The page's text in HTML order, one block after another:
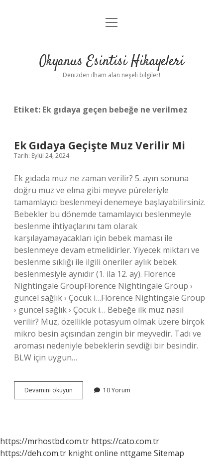
Anasayfa
Yasal Uyarı
menüyü
Okyanus Esintisi Hikayeleri
Denizden ilham alan neşeli bilgiler!
Etiket: Ek gıdaya geçen bebeğe ne verilmez
Ek Gıdaya Geçişte Muz Verilir Mi
Tarih: Eylül 24, 2024
Ek gıdada muz ne zaman verilir? 5. ayın sonuna
doğru muz ve elma gibi meyve püreleriyle
tamamlayıcı beslenmeyi denemeye başlayabilirsiniz.
Bebekler bu dönemde tamamlayıcı beslenmeyle
beslenme ihtiyaçlarını tam olarak
karşılayamayacakları için bebek maması ile
beslenmeye devam etmelidirler. Yiyecek miktarı ve
beslenme sıklığı ile ilgili öneriler aylık bebek
beslenmesiyle aynıdır (1. ila 12. ay). Florence
Nightingale GroupFlorence Nightingale Group ›
güncel sağlık › Çocuk i…Florence Nightingale Group
› güncel sağlık › Çocuk i… Bebeğe ilk muz nasıl
verilir? Muz, özellikle potasyum olmak üzere birçok
mikro besin açısından zengin bir meyvedir. Tadı ve
aroması nedeniyle bebeklerin sevdiği bir besindir.
BLW için uygun…
Devamını okuyun
Gıdaya
10 Yorum
https://mrhostbd.com.tr https://cato.com.tr
https://deh.com.tr knight online nttgame Sitemap